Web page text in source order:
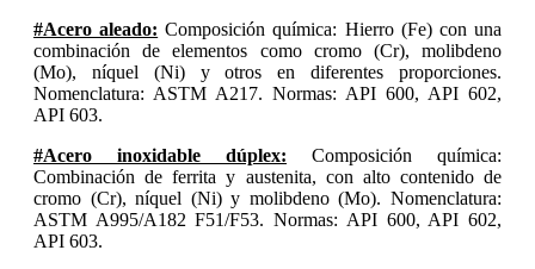
#Acero aleado: Composición química: Hierro (Fe) con una
combinación de elementos como cromo (Cr), molibdeno
(Mo), níquel (Ni) y otros en diferentes proporciones.
Nomenclatura: ASTM A217. Normas: API 600, API 602,
API 603.
#Acero inoxidable dúplex: Composición química:
Combinación de ferrita y austenita, con alto contenido de
cromo (Cr), níquel (Ni) y molibdeno (Mo). Nomenclatura:
ASTM A995/A182 F51/F53. Normas: API 600, API 602,
API 603.